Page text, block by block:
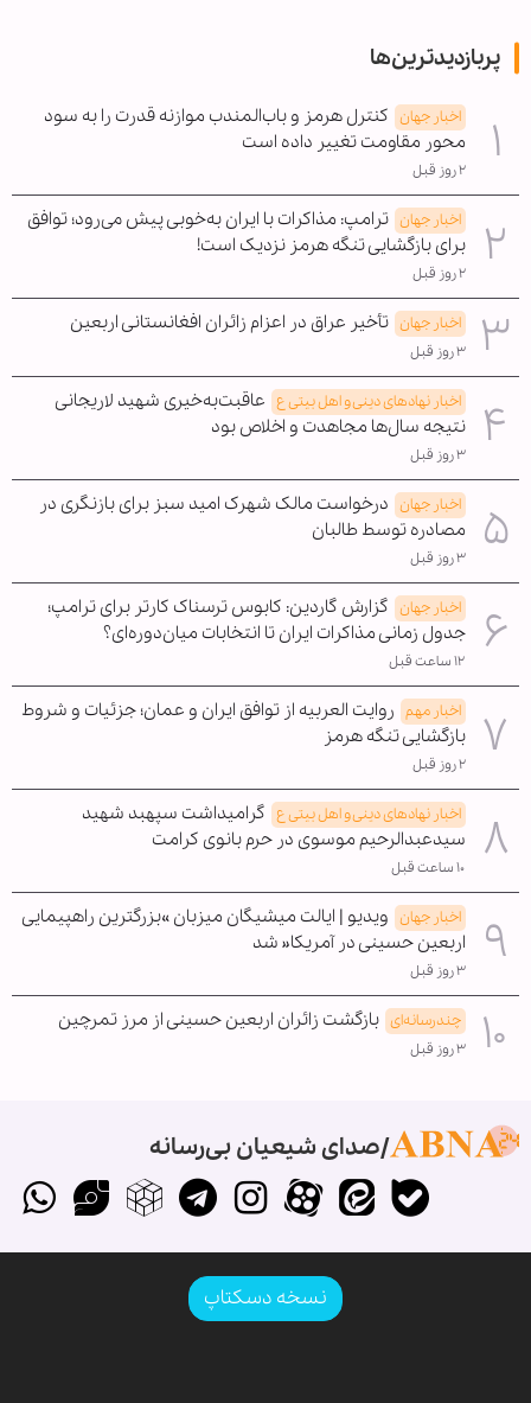
پربازدیدترین‌ها
اخبار جهان کنترل هرمز و باب‌المندب موازنه قدرت را به سود
محور مقاومت تغییر داده است
۲ روز قبل
اخبار جهان ترامپ: مذاکرات با ایران به‌خوبی پیش می‌رود؛ توافق
برای بازگشایی تنگه هرمز نزدیک است!
۲ روز قبل
اخبار جهان تأخیر عراق در اعزام زائران افغانستانی اربعین
۳ روز قبل
اخبار نهادهای دینی و اهل بیتی ع عاقبت‌به‌خیری شهید لاریجانی
نتیجه سال‌ها مجاهدت و اخلاص بود
۳ روز قبل
اخبار جهان درخواست مالک شهرک امید سبز برای بازنگری در
مصادره توسط طالبان
۳ روز قبل
اخبار جهان گزارش گاردین: کابوس ترسناک کارتر برای ترامپ؛
جدول زمانی مذاکرات ایران تا انتخابات میان‌دوره‌ای؟
۱۲ ساعت قبل
اخبار مهم روایت العربیه از توافق ایران و عمان؛ جزئیات و شروط
بازگشایی تنگه هرمز
۲ روز قبل
اخبار نهادهای دینی و اهل بیتی ع گرامیداشت سپهبد شهید
سیدعبدالرحیم موسوی در حرم بانوی کرامت
۱۰ ساعت قبل
اخبار جهان ویدیو | ایالت میشیگان میزبان »بزرگترین راهپیمایی
اربعین حسینی در آمریکا« شد
۳ روز قبل
چندرسانه‌ای بازگشت زائران اربعین حسینی از مرز تمرچین
۳ روز قبل
صدای شیعیان بی‌رسانه
نسخه دسکتاپ